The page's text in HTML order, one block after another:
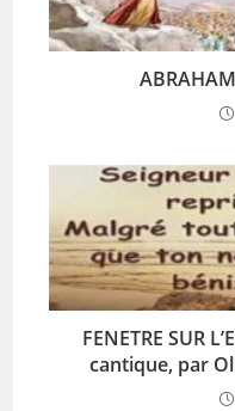
FENETRE SUR
cantique, par